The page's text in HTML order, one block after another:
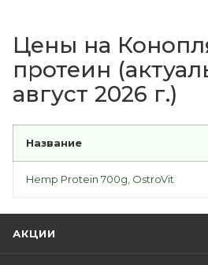
Цены на
протеин
август 2026 г.)
Название
Hemp Protein 700g, OstroVit
АКЦИИ